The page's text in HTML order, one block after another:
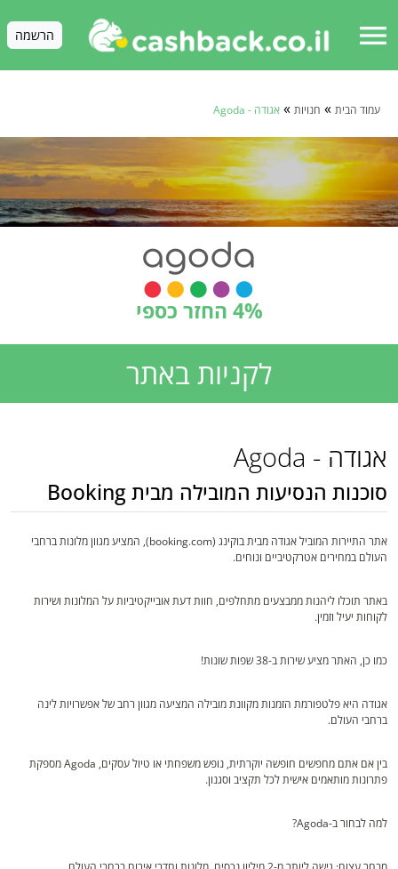
menu הרשמה
עמוד הבית » חנויות » אגודה - Agoda
4% החזר כספי
לקניות באתר
אגודה - Agoda
סוכנות הנסיעות המובילה מבית Booking
אתר התיירות המוביל אגודה מבית בוקינג (booking.com), המציע מגוון מלונות ברחבי
העולם במחירים אטרקטיביים ונוחים.
באתר תוכלו ליהנות ממבצעים מתחלפים, חוות דעת אובייקטיביות על המלונות ושירות
לקוחות יעיל וזמין.
כמו כן, האתר מציע שירות ב-38 שפות שונות!
אגודה היא פלטפורמת הזמנות מקוונת מובילה המציעה מגוון רחב של אפשרויות לינה
ברחבי העולם.
בין אם אתם מחפשים חופשה יוקרתית, נופש משפחתי או טיול עסקים, Agoda מספקת
פתרונות מותאמים אישית לכל תקציב וסגנון.
למה לבחור ב-Agoda?